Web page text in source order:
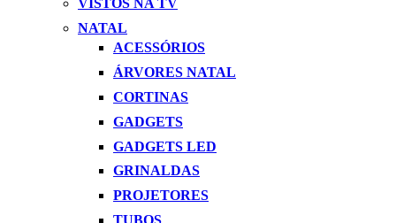
NATAL
ACESSÓRIOS
ÁRVORES NATAL
CORTINAS
GADGETS
GADGETS LED
GRINALDAS
PROJETORES
TUBOS